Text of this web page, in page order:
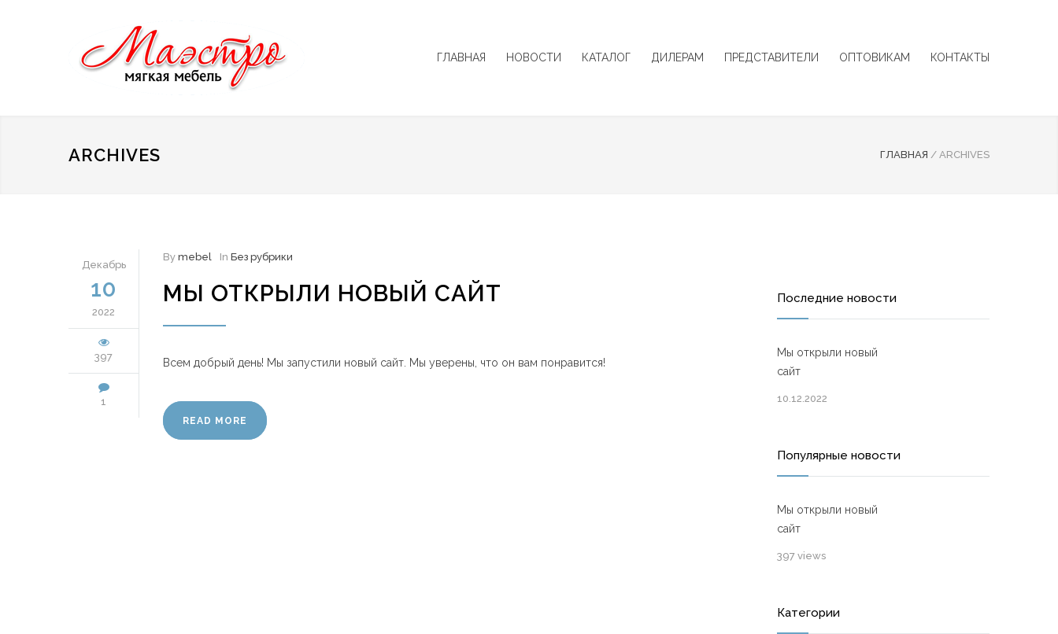
ГЛАВНАЯ НОВОСТИ КАТАЛОГ ДИЛЕРАМ ПРЕДСТАВИТЕЛИ ОПТОВИКАМ КОНТАКТЫ
ARCHIVES ГЛАВНАЯ / ARCHIVES
Декабрь
10
2022
397
1
By mebel In Без рубрики
МЫ ОТКРЫЛИ НОВЫЙ САЙТ
Всем добрый день! Мы запустили новый сайт. Мы уверены, что он вам понравится!
READ MORE
Последние новости
Мы открыли новый
сайт
10.12.2022
Популярные новости
Мы открыли новый
сайт
397 views
Категории